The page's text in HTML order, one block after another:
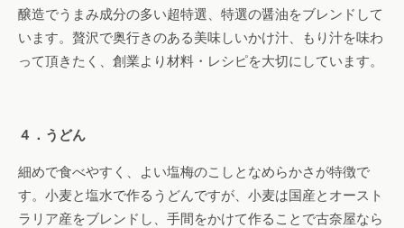
醸造でうまみ成分の多い超特選、特選の醤油をブレンドして
います。贅沢で奥行きのある美味しいかけ汁、もり汁を味わ
って頂きたく、創業より材料・レシピを大切にしています。
４．うどん
細めで食べやすく、よい塩梅のこしとなめらかさが特徴で
す。小麦と塩水で作るうどんですが、小麦は国産とオースト
ラリア産をブレンドし、手間をかけて作ることで古奈屋なら